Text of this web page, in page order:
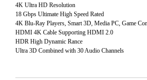
4K Ultra HD Resolution
18 Gbps Ultimate High Speed Rated
4K Blu-Ray Players, Smart 3D, Media PC, Game
HDMI 4K Cable Supporting HDMI 2.0
HDR High Dynamic Rance
Ultra 3D Combined with 30 Audio Channels